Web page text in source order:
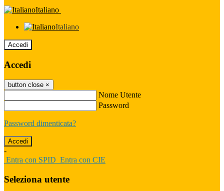
Italiano
Italiano
Accedi
Accedi
button close ×
Nome Utente
Password
Password dimenticata?
-
Entra con SPID Entra con CIE
Seleziona utente